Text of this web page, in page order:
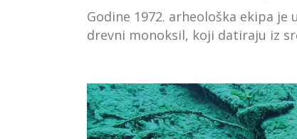
Godine 1972. arheološka ekipa
drevni monoksil, koji datiraju iz